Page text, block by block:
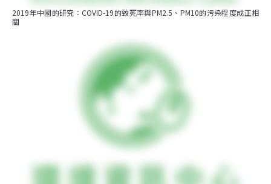
2019年中國的研究：COVID-19的致死率與PM2.5、PM10的污染程度成正相
關